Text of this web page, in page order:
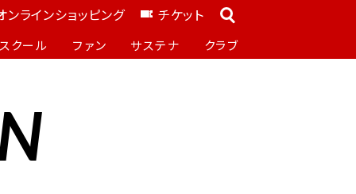
ンラインショッピング チケット
スクール ファン サステナ クラブ